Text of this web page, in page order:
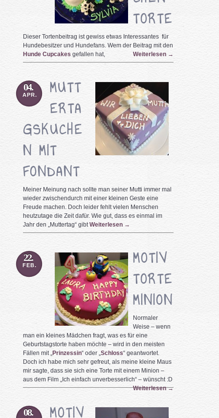
TORTE
Dieser Tortenbeitrag ist gewiss etwas Interessantes für
Hundebesitzer und Hundefans. Wem der Beitrag mit den
Hunde Cupcakes gefallen hat, Weiterlesen →
04.
APR.
MUTT
ERTA
GSKUCHE
N MIT
FONDANT
Meiner Meinung nach sollte man seiner Mutti immer mal
wieder zwischendurch mit einer kleinen Geste eine
Freude machen. Doch leider fehlt vielen Menschen
heutzutage die Zeit dafür. Wie gut, dass es einmal im
Jahr den „Muttertag“ gibtWeiterlesen →
22.
FEB.
MOTIV
TORTE
MINION
Normaler
Weise – wenn
man ein kleines Mädchen fragt, was es für eine
Geburtstagstorte haben möchte – wird in den meisten
Fällen mit „Prinzessin“ oder „Schloss“ geantwortet.
Doch ich habe mich sehr gefreut, als meine kleine Maus
mir sagte, dass sie sich eine Torte mit einem Minion –
aus dem Film „Ich einfach unverbesserlich“ – wünscht :D
Weiterlesen→
08.
MOTIV